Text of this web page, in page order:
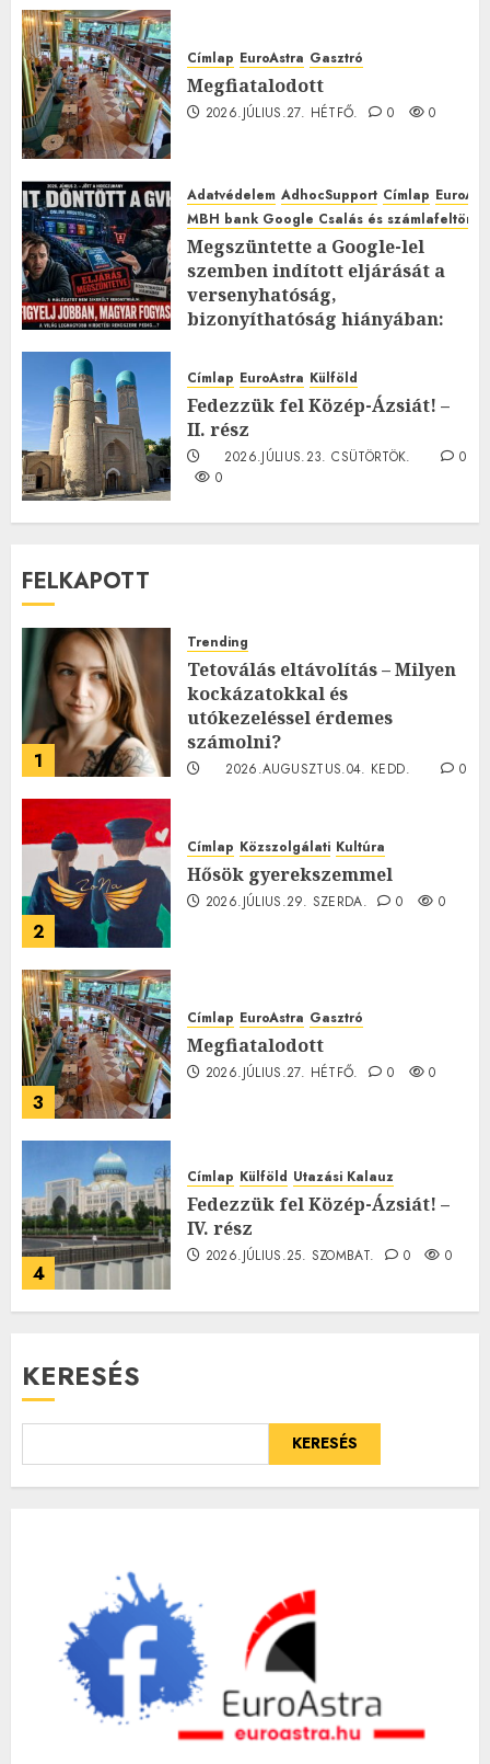
Címlap EuroAstra Gasztró
Megfiatalodott
2026.JÚLIUS.27. HÉTFŐ. 0 0
Adatvédelem AdhocSupport Címlap
MBH bank Google Csalás és
Megszüntette a Google-lel
szemben indított eljárását a
versenyhatóság,
bizonyíthatóság hiányában:
2026.JÚLIUS.23. CSÜTÖRTÖK.
0
Címlap EuroAstra Külföld
Fedezzük fel Közép-Ázsiát! –
II. rész
2026.JÚLIUS.23. CSÜTÖRTÖK.
0
0
FELKAPOTT
1
Trending
Tetoválás eltávolítás – Milyen
kockázatokkal és
utókezeléssel érdemes
számolni?
2026.AUGUSZTUS.04. KEDD.
0
2
Címlap Közszolgálati Kultúra
Hősök gyerekszemmel
2026.JÚLIUS.29. SZERDA. 0 0
3
Címlap EuroAstra Gasztró
Megfiatalodott
2026.JÚLIUS.27. HÉTFŐ. 0 0
4
Címlap Külföld Utazási Kalauz
Fedezzük fel Közép-Ázsiát! –
IV. rész
2026.JÚLIUS.25. SZOMBAT. 0 0
KERESÉS
KERESÉS